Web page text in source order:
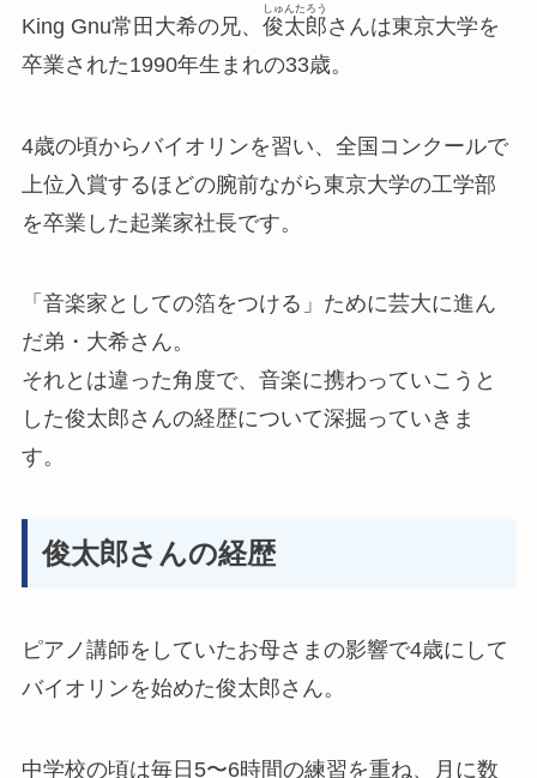
King Gnu常田大希の兄、 俊太郎
しゅんたろう
さんは東京大学を
卒業された1990年生まれの33歳。
4歳の頃からバイオリンを習い、全国コンクールで
上位入賞するほどの腕前ながら東京大学の工学部
を卒業した起業家社長です。
「音楽家としての箔をつける」ために芸大に進ん
だ弟・大希さん。
それとは違った角度で、音楽に携わっていこうと
した俊太郎さんの経歴について深掘っていきま
す。
俊太郎さんの経歴
ピアノ講師をしていたお母さまの影響で4歳にして
バイオリンを始めた俊太郎さん。
中学校の頃は毎日5〜6時間の練習を重ね、月に数